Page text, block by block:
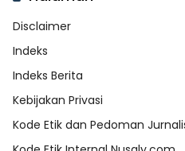
Disclaimer
Indeks
Indeks Berita
Kebijakan Privasi
Kode Etik dan Pedoman